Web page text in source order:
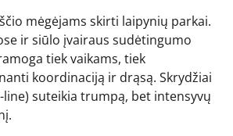
mėgėjams skirti laipynių parkai.
ir siūlo įvairaus sudėtingumo
tiek vaikams, tiek
koordinaciją ir drąsą. Skrydžiai
line) suteikia trumpą, bet intensyvų